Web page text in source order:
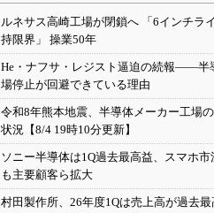
ルネサス高崎工場が閉鎖へ 「6インチラ
持限界」 操業50年
He・ナフサ・レジスト逼迫の続報――半
場停止が回避できている理由
令和8年熊本地震、半導体メーカー工場
状況【8/4 19時10分更新】
ソニー半導体は1Q過去最高益、スマホ市
も主要顧客ら拡大
村田製作所、26年度1Qは売上高が過去